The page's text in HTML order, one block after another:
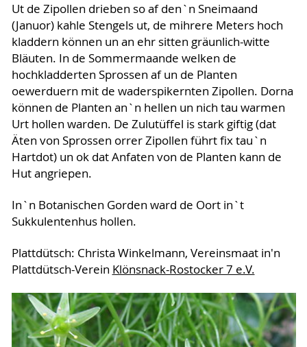
Ut de Zipollen drieben so af den`n Sneimaand
(Januor) kahle Stengels ut, de mihrere Meters hoch
kladdern können un an ehr sitten gräunlich-witte
Bläuten. In de Sommermaande welken de
hochkladderten Sprossen af un de Planten
oewerduern mit de waderspikernten Zipollen. Dorna
können de Planten an`n hellen un nich tau warmen
Urt hollen warden. De Zulutüffel is stark giftig (dat
Äten von Sprossen orrer Zipollen führt fix tau`n
Hartdot) un ok dat Anfaten von de Planten kann de
Hut angriepen.
In`n Botanischen Gorden ward de Oort in`t
Sukkulentenhus hollen.
Plattdütsch: Christa Winkelmann, Vereinsmaat in'n
Plattdütsch-Verein Klönsnack-Rostocker 7 e.V.